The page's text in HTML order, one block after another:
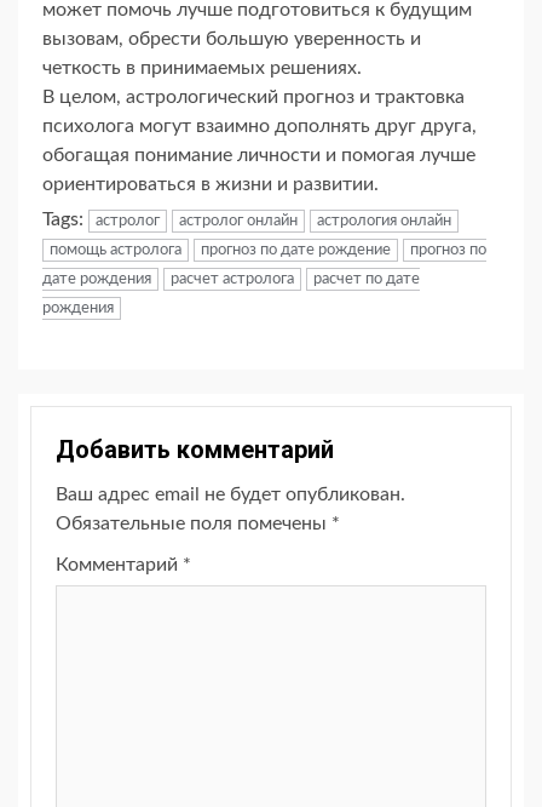
может помочь лучше подготовиться к будущим
вызовам, обрести большую уверенность и
четкость в принимаемых решениях.
В целом, астрологический прогноз и трактовка
психолога могут взаимно дополнять друг друга,
обогащая понимание личности и помогая лучше
ориентироваться в жизни и развитии.
Tags:
астролог астролог онлайн
астрология онлайн
помощь астролога
прогноз по дате рождение
прогноз по
дате рождения
расчет астролога
расчет по дате
рождения
Добавить комментарий
Ваш адрес email не будет опубликован.
Обязательные поля помечены *
Комментарий *